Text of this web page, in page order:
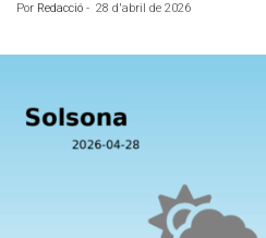
Por Redacció - 28 d'abril de 2026